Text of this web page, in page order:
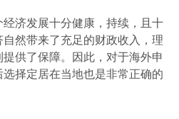
济发展十分健康，持续，且十
然带来了充足的财政收入，理
供了保障。因此，对于海外申
择定居在当地也是非常正确的